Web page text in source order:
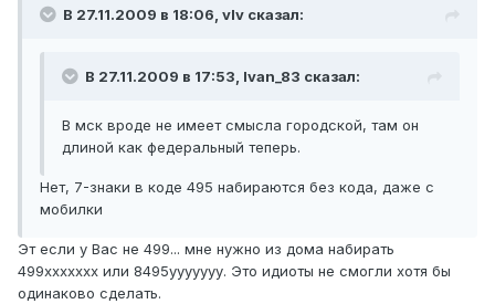
В 27.11.2009 в 18:06, vIv сказал:
В 27.11.2009 в 17:53, Ivan_83 сказал:
В мск вроде не имеет смысла городской, там он
длиной как федеральный теперь.
Нет, 7-знаки в коде 495 набираются без кода, даже с
мобилки
Эт если у Вас не 499... мне нужно из дома набирать
499ххххххх или 8495ууууууу. Это идиоты не смогли хотя бы
одинаково сделать.